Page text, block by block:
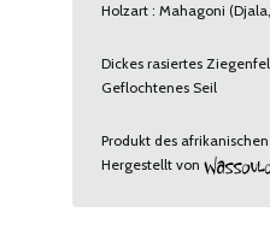
Holzart : Mahagoni
Dickes rasiertes
Geflochtenes Seil
Produkt des
Hergestellt von